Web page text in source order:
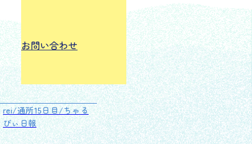
お問い合わせ
rei/通所15日目/ちゃる
びぃ日報